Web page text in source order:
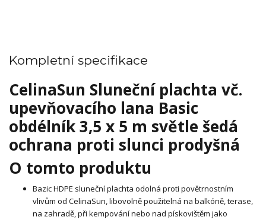
Kompletní specifikace
CelinaSun Sluneční plachta vč.
upevňovacího lana Basic
obdélník 3,5 x 5 m světle šedá
ochrana proti slunci prodyšná
O tomto produktu
Bazic HDPE sluneční plachta odolná proti povětrnostním
vlivům od CelinaSun, libovolně použitelná na balkóně, terase,
na zahradě, při kempování nebo nad pískovištěm jako